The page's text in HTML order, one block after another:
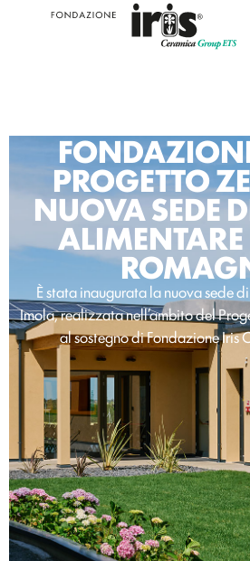
PROGETTO
NUOVA SEDE
È stata inaugurata la nuova sede
Imola, realizzata nell’ambito del
al sostegno di Fondazione Iris